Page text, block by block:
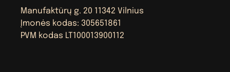
Manufaktūrų g. 20 11342 Vilnius
Įmonės kodas: 305651861
PVM kodas LT100013900112